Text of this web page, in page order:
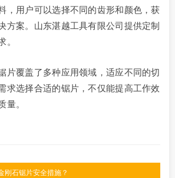
，用户可以选择不同的齿形和颜色，获
方案。山东湛越工具有限公司提供定制
。
片覆盖了多种应用领域，适应不同的切
求选择合适的锯片，不仅能提高工作效
量。
刚石锯片安全措施？